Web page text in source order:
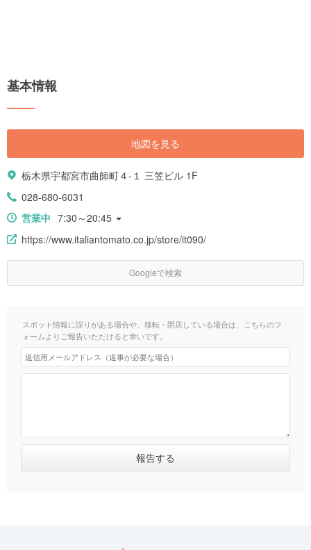
基本情報
地図を見る
栃木県宇都宮市曲師町４-１ 三笠ビル 1F
028-680-6031
営業中 7:30～20:45
https://www.italiantomato.co.jp/store/it090/
Googleで検索
スポット情報に誤りがある場合や、移転・閉店している場合は、こちらのフ
ォームよりご報告いただけると幸いです。